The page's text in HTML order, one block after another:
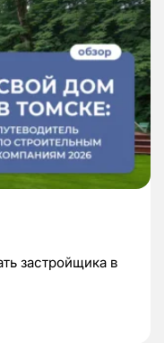
застройщика в